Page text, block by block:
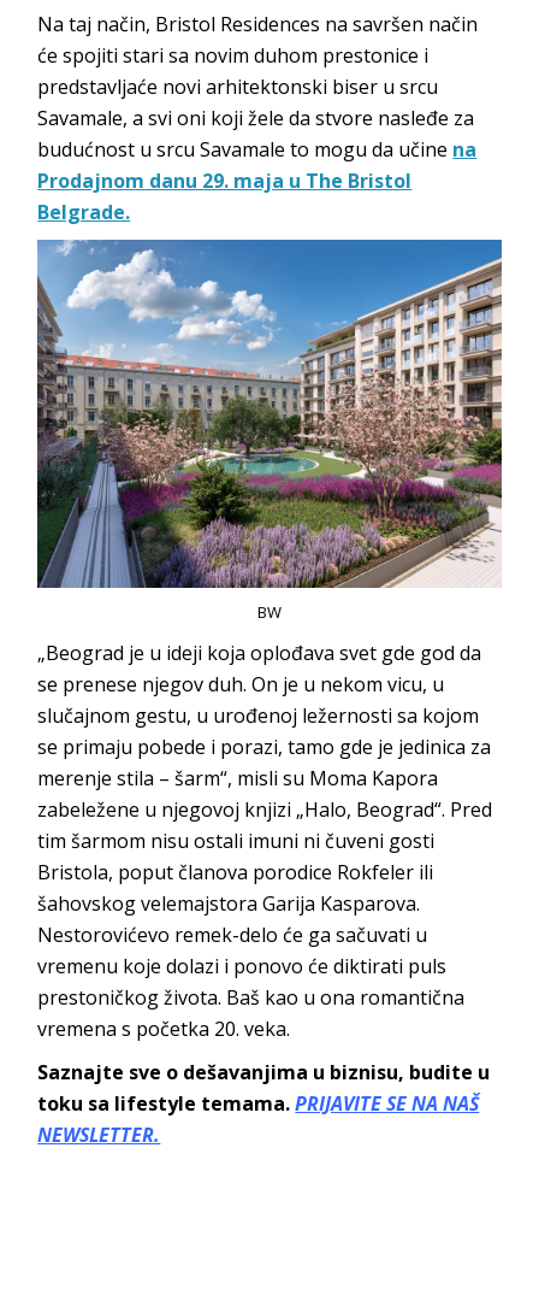
Na taj način, Bristol Residences na savršen način
će spojiti stari sa novim duhom prestonice i
predstavljaće novi arhitektonski biser u srcu
Savamale, a svi oni koji žele da stvore nasleđe za
budućnost u srcu Savamale to mogu da učine na
Prodajnom danu 29. maja u The Bristol
Belgrade.
BW
„Beograd je u ideji koja oplođava svet gde god da
se prenese njegov duh. On je u nekom vicu, u
slučajnom gestu, u urođenoj ležernosti sa kojom
se primaju pobede i porazi, tamo gde je jedinica za
merenje stila – šarm“, misli su Moma Kapora
zabeležene u njegovoj knjizi „Halo, Beograd“. Pred
tim šarmom nisu ostali imuni ni čuveni gosti
Bristola, poput članova porodice Rokfeler ili
šahovskog velemajstora Garija Kasparova.
Nestorovićevo remek-delo će ga sačuvati u
vremenu koje dolazi i ponovo će diktirati puls
prestoničkog života. Baš kao u ona romantična
vremena s početka 20. veka.
Saznajte sve o dešavanjima u biznisu, budite u
toku sa lifestyle temama.PRIJAVITE SE NA NAŠ
NEWSLETTER.